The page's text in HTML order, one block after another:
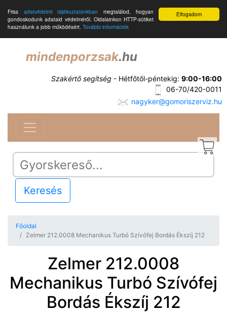
Elfogadom
Friss adatvédelmi tájékoztatónkban megtalálod, hogyan
gondoskodunk adataid védelméről. Oldalainkon HTTP-sütiket
használunk a jobb működésért. További információk
mindenporzsak.hu
Szakértő segítség - Hétfőtől-péntekig: 9:00-16:00
06-70/420-0011
nagyker@gomoriszerviz.hu
Keresés
Főoldal
Zelmer 212.0008 Mechanikus Turbó Szívófej Bordás Ékszíj 212
Zelmer 212.0008
Mechanikus Turbó Szívófej
Bordás Ékszíj 212